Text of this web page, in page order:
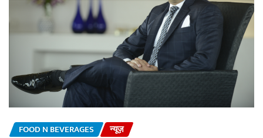
FOOD N BEVERAGES न्यूज़